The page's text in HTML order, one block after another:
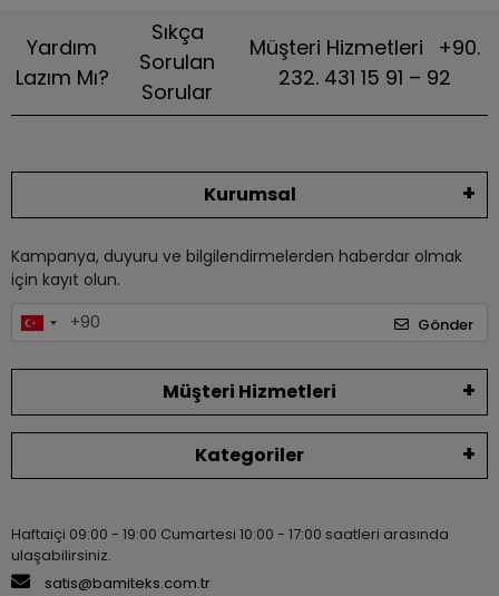
Yardım
Lazım Mı?
Sıkça
Sorulan
Sorular
Müşteri Hizmetleri
+90.
232. 431 15 91 – 92
Kurumsal
Kampanya, duyuru ve bilgilendirmelerden haberdar olmak
için kayıt olun.
Gönder
Müşteri Hizmetleri
Kategoriler
Haftaiçi 09:00 - 19:00 Cumartesi 10:00 - 17:00 saatleri arasında
ulaşabilirsiniz.
satis@bamiteks.com.tr